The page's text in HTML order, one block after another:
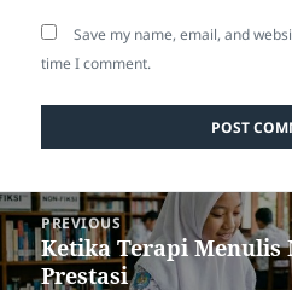
Save my name, email, and
time I comment.
Post
navigation
PREVIOUS
Previous
post:
Ketika Terapi Menulis
Prestasi